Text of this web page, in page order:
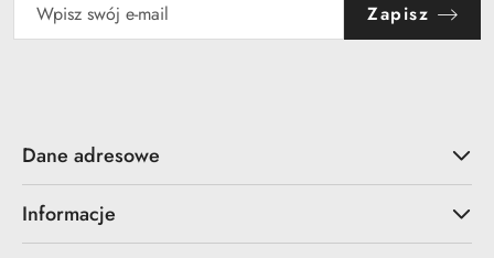
Zapisz
Dane adresowe
Informacje